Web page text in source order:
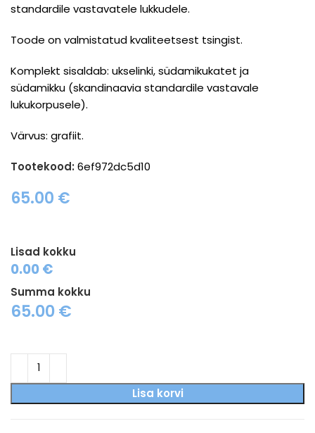
standardile vastavatele lukkudele.
Toode on valmistatud kvaliteetsest tsingist.
Komplekt sisaldab: ukselinki, südamikukatet ja
südamikku (skandinaavia standardile vastavale
lukukorpusele).
Värvus: grafiit.
Tootekood: 6ef972dc5d10
65.00 €
Lisad kokku
0.00 €
Summa kokku
65.00€
Lisa korvi